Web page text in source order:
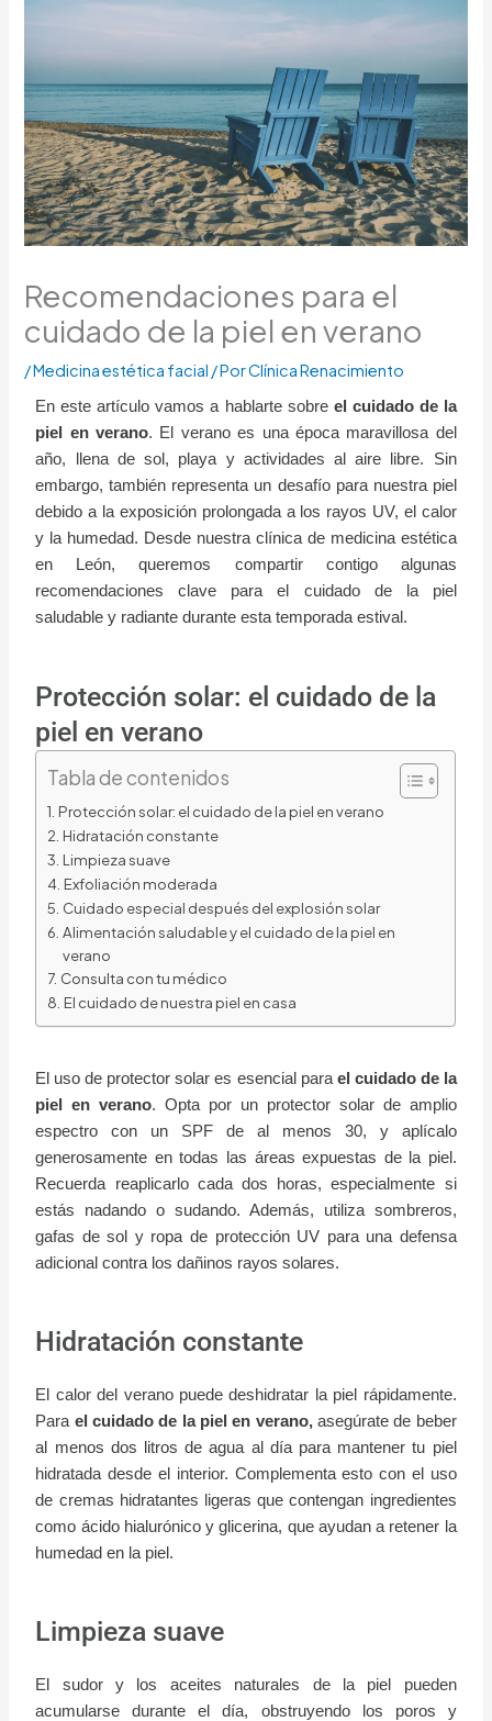
Recomendaciones para el
cuidado de la piel en verano
/Medicina estética facial / PorClínica Renacimiento
En este artículo vamos a hablarte sobre el cuidado de la
piel en verano. El verano es una época maravillosa del
año, llena de sol, playa y actividades al aire libre. Sin
embargo, también representa un desafío para nuestra piel
debido a la exposición prolongada a los rayos UV, el calor
y la humedad. Desde nuestra clínica de medicina estética
en León, queremos compartir contigo algunas
recomendaciones clave para el cuidado de la piel
saludable y radiante durante esta temporada estival.
Protección solar: el cuidado de la
piel en verano
Tabla de contenidos
Protección solar: el cuidado de la piel en verano
Hidratación constante
Limpieza suave
Exfoliación moderada
Cuidado especial después del explosión solar
Alimentación saludable y el cuidado de la piel en
verano
Consulta con tu médico
El cuidado de nuestra piel en casa
El uso de protector solar es esencial para el cuidado de la
piel en verano. Opta por un protector solar de amplio
espectro con un SPF de al menos 30, y aplícalo
generosamente en todas las áreas expuestas de la piel.
Recuerda reaplicarlo cada dos horas, especialmente si
estás nadando o sudando. Además, utiliza sombreros,
gafas de sol y ropa de protección UV para una defensa
adicional contra los dañinos rayos solares.
Hidratación constante
El calor del verano puede deshidratar la piel rápidamente.
Para el cuidado de la piel en verano,asegúrate de beber
al menos dos litros de agua al día para mantener tu piel
hidratada desde el interior. Complementa esto con el uso
de cremas hidratantes ligeras que contengan ingredientes
como ácido hialurónico y glicerina, que ayudan a retener la
humedad en la piel.
Limpieza suave
El sudor y los aceites naturales de la piel pueden
acumularse durante el día, obstruyendo los poros y